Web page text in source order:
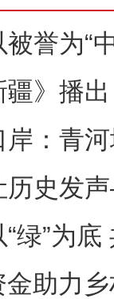
誉为“
》播
：青
历史发
绿”为
助力